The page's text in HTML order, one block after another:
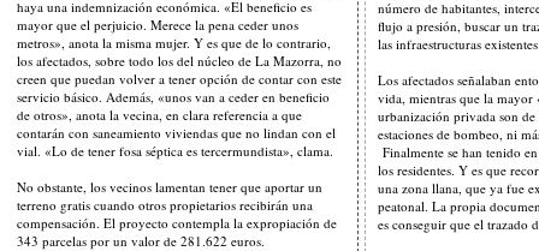
haya una indemnización económica. «El beneficio es
mayor que el perjuicio. Merece la pena ceder unos
metros», anota la misma mujer. Y es que de lo contrario,
los afectados, sobre todo los del núcleo de La Mazorra, no
creen que puedan volver a tener opción de contar con este
servicio básico. Además, «unos van a ceder en beneficio
de otros», anota la vecina, en clara referencia a que
contarán con saneamiento viviendas que no lindan con el
vial. «Lo de tener fosa séptica es tercermundista», clama.
No obstante, los vecinos lamentan tener que aportar un
terreno gratis cuando otros propietarios recibirán una
compensación. El proyecto contempla la expropiación de
343 parcelas por un valor de 281.622 euros.
número de habitantes,
flujo a presión, buscar un
las infraestructuras
Los afectados señalaban
vida, mientras que la mayor
urbanización privada son de
estaciones de bombeo, ni
Finalmente se han tenido
los residentes. Y es que
una zona llana, que ya fue
peatonal. La propia
es conseguir que el